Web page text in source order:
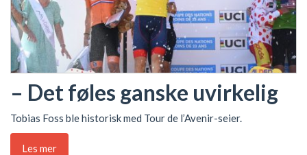
– Det føles ganske uvirkelig
Tobias Foss ble historisk med Tour de l’Avenir-seier.
Les mer